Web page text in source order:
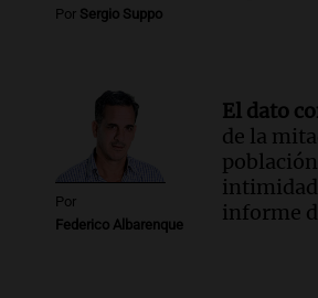
Audio.Se inaugura la
Panorama Federal
Episodios
Por Sergio Suppo
Por
Federico Albarenque
El dato
de la
informe